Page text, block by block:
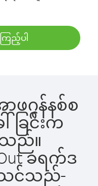
ြည့်ပါ
ဖဂ္ဂန်နစ်စ
ခြင်းက
ည်။
ခရက်ဒ
သင်သည်-